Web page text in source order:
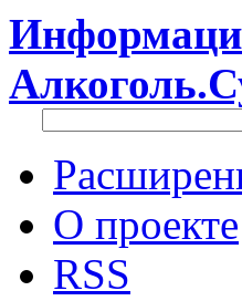
О проекте
RSS